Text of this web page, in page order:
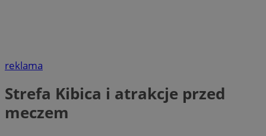
reklama
Strefa Kibica i atrakcje przed
meczem